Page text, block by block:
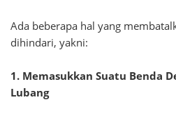
Ada beberapa hal yang
dihindari, yakni:
1. Memasukkan Suatu Benda
Lubang